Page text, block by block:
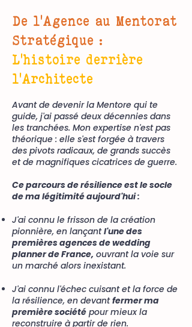
​De l'Agence au Mentorat
Stratégique :
L'histoire derrière
l'Architecte
Avant de devenir la Mentore qui te
guide, j'ai passé deux décennies dans
les tranchées. Mon expertise n'est pas
théorique : elle s'est forgée à travers
des pivots radicaux, de grands succès
et de magnifiques cicatrices de guerre.
Ce parcours de résilience est le socle
de ma légitimité aujourd'hui :
J'ai connu le frisson de la création
pionnière, en lançantl'une des
premières agences de wedding
planner de France, ouvrant la voie sur
un marché alors inexistant.
J'ai connu l'échec cuisant et la force de
la résilience, en devantfermer ma
première société pour mieux la
reconstruire à partir de rien.